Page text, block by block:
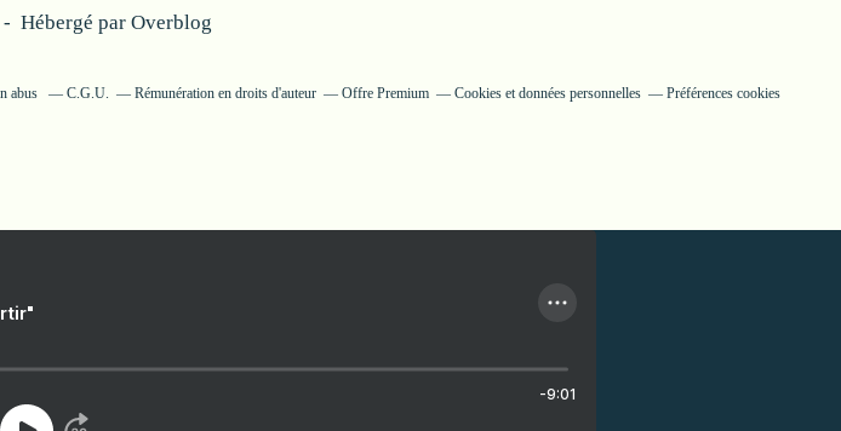
Hébergé par Overblog
abus C.G.U. Rémunération en droits d'auteur Offre Premium Cookies et données personnelles Préférences cookies
-9:01